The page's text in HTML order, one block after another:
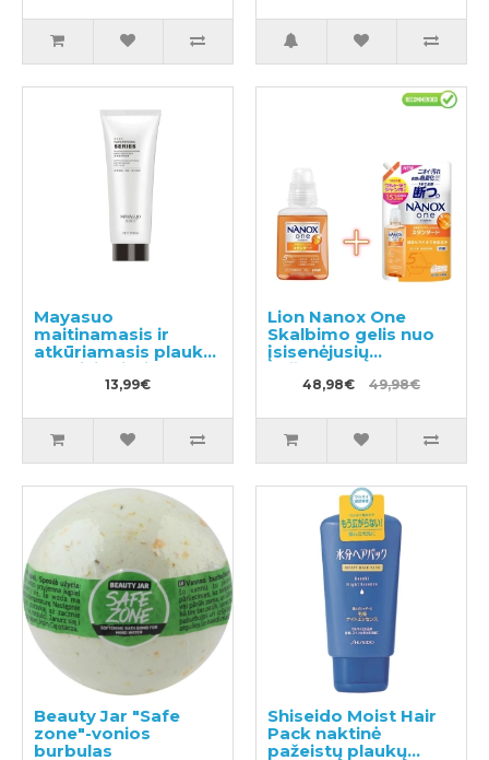
Mayasuo
maitinamasis ir
atkūriamasis plaukų
kondicionierius
13,99€
Lion Nanox One
Skalbimo gelis nuo
įsisenėjusių
nešvarumų 380g +
užpildas 1530g
48,98€ 49,98€
Beauty Jar "Safe
zone"-vonios
burbulas
Shiseido Moist Hair
Pack naktinė
pažeistų plaukų